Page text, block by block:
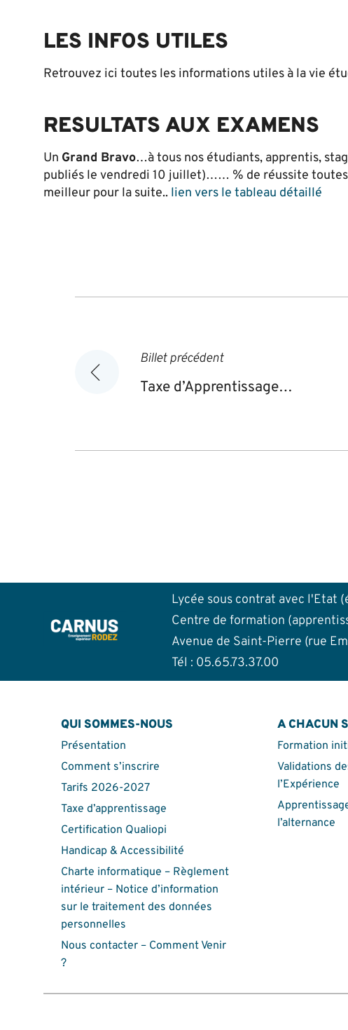
LES INFOS UTILES
Retrouvez ici toutes les informations utiles à la vie
RESULTATS AUX EXAMENS
Un Grand Bravo…à tous nos étudiants, apprentis,
publiés le vendredi 10 juillet)…… % de réussite
meilleur pour la suite.. lien vers le tableau détaillé
Navigation
de
Billet précédent
Taxe d’Apprentissage…
Lycée sous contrat avec l'Etat
Centre de formation
Avenue de Saint-Pierre (rue
Tél : 05.65.73.37.00
QUI SOMMES-NOUS
Présentation
Comment s’inscrire
Tarifs 2026-2027
Taxe d’apprentissage
Certification Qualiopi
Handicap & Accessibilité
Charte informatique – Règlement
intérieur – Notice d’information
sur le traitement des données
personnelles
Nous contacter – Comment Venir
?
A CHACUN
Formation
Validations
l’Expérience
l’alternance